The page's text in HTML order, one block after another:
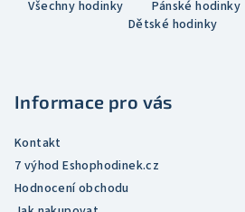
á
d
Všechny hodinky Pánské hodinky
Dětské hodinky
Informace pro vás
Kontakt
7 výhod Eshophodinek.cz
Hodnocení obchodu